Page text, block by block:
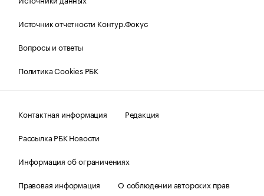
Источник отчетности Контур.Фокус
Вопросы и ответы
Политика Cookies РБК
Контактная информация
Редакция
Рассылка РБК Новости
Информация об ограничениях
Правовая информация
О соблюдении авторских прав